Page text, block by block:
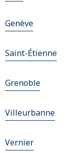
Genève
Saint-Étienne
Grenoble
Villeurbanne
Vernier